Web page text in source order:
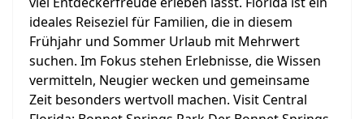
ideales Reiseziel für Familien, die in diesem
Frühjahr und Sommer Urlaub mit Mehrwert
suchen. Im Fokus stehen Erlebnisse, die Wissen
vermitteln, Neugier wecken und gemeinsame
Zeit besonders wertvoll machen. Visit Central